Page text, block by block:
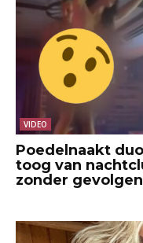
VIDEO
Poedelnaakt
toog van
zonder